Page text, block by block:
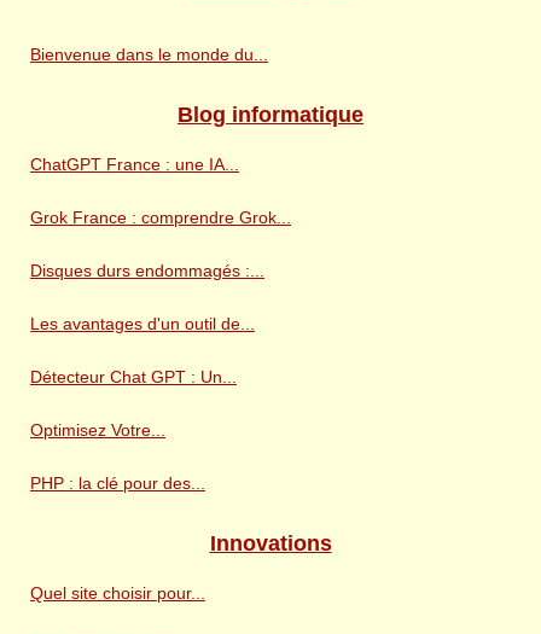
Bienvenue dans le monde du...
Blog informatique
ChatGPT France : une IA...
Grok France : comprendre Grok...
Disques durs endommagés :...
Les avantages d'un outil de...
Détecteur Chat GPT : Un...
Optimisez Votre...
PHP : la clé pour des...
Innovations
Quel site choisir pour...